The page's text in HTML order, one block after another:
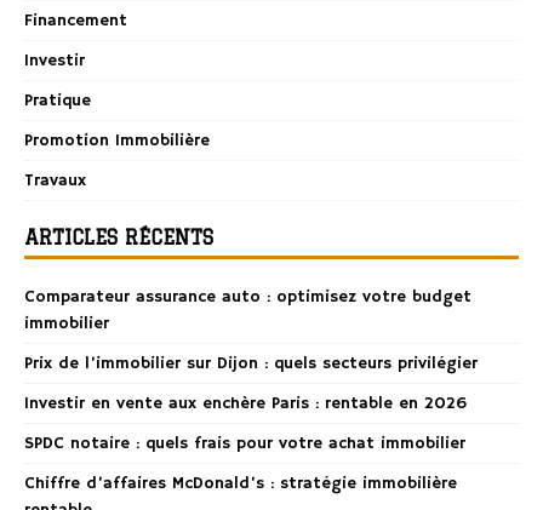
Financement
Investir
Pratique
Promotion Immobilière
Travaux
ARTICLES RÉCENTS
Comparateur assurance auto : optimisez votre budget
immobilier
Prix de l’immobilier sur Dijon : quels secteurs privilégier
Investir en vente aux enchère Paris : rentable en 2026
SPDC notaire : quels frais pour votre achat immobilier
Chiffre d’affaires McDonald’s : stratégie immobilière